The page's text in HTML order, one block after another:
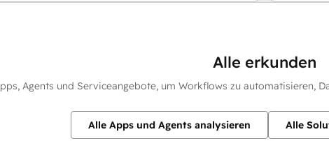
Alle erkunden
Agents und Serviceangebote, um Workflows zu automatisieren,
Alle Apps und Agents analysieren Alle